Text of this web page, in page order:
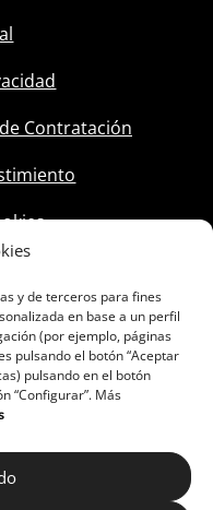
y de terceros para fines
en base a un perfil
(por ejemplo, páginas
pulsando el botón “Aceptar
pulsando en el botón
“Configurar”. Más
Contratación